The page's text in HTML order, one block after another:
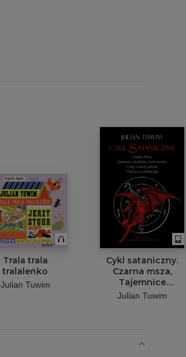
Trala trala
tralaleńko
Julian Tuwim
Cykl sataniczny.
Czarna msza,
Tajemnice
amuletów i
Julian Tuwim